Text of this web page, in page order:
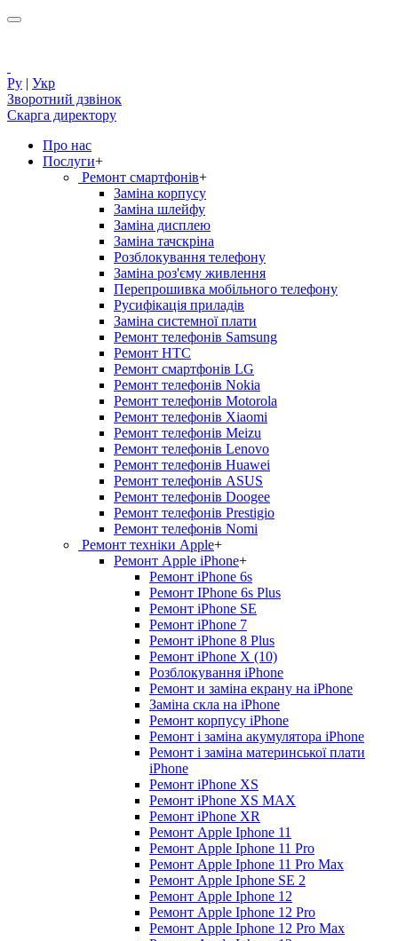
Ру | Укр
Зворотний дзвінок
Скарга директору
Про нас
Послуги+
Ремонт смартфонів+
Заміна корпусу
Заміна шлейфу
Заміна дисплею
Заміна тачскріна
Розблокування телефону
Заміна роз'єму живлення
Перепрошивка мобільного телефону
Русифікація приладів
Заміна системної плати
Ремонт телефонів Samsung
Ремонт HTC
Ремонт смартфонів LG
Ремонт телефонів Nokia
Ремонт телефонів Motorola
Ремонт телефонів Xiaomi
Ремонт телефонів Meizu
Ремонт телефонів Lenovo
Ремонт телефонів Huawei
Ремонт телефонів ASUS
Ремонт телефонів Doogee
Ремонт телефонів Prestigio
Ремонт телефонів Nomi
Ремонт техніки Apple+
Ремонт Apple iPhone+
Ремонт iPhone 6s
Ремонт IPhone 6s Plus
Ремонт iPhone SE
Ремонт iPhone 7
Ремонт iPhone 8 Plus
Ремонт iPhone X (10)
Розблокування iPhone
Ремонт и заміна екрану на iPhone
Заміна скла на iPhone
Ремонт корпусу iPhone
Ремонт і заміна акумулятора iPhone
Ремонт і заміна материнської плати
iPhone
Ремонт iPhone XS
Ремонт iPhone XS MAX
Ремонт iPhone XR
Ремонт Apple Iphone 11
Ремонт Apple Iphone 11 Pro
Ремонт Apple Iphone 11 Pro Max
Ремонт Apple Iphone SE 2
Ремонт Apple Iphone 12
Ремонт Apple Iphone 12 Pro
Ремонт Apple Iphone 12 Pro Max